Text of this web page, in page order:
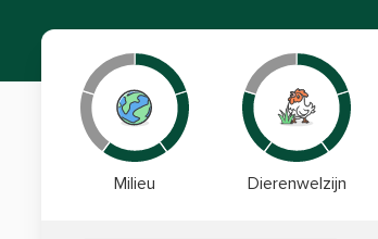
Milieu Dierenwelzijn